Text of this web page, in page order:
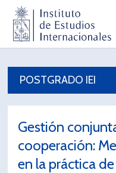
POSTGRADO IEI
Gestión
cooperación:
en la práctica